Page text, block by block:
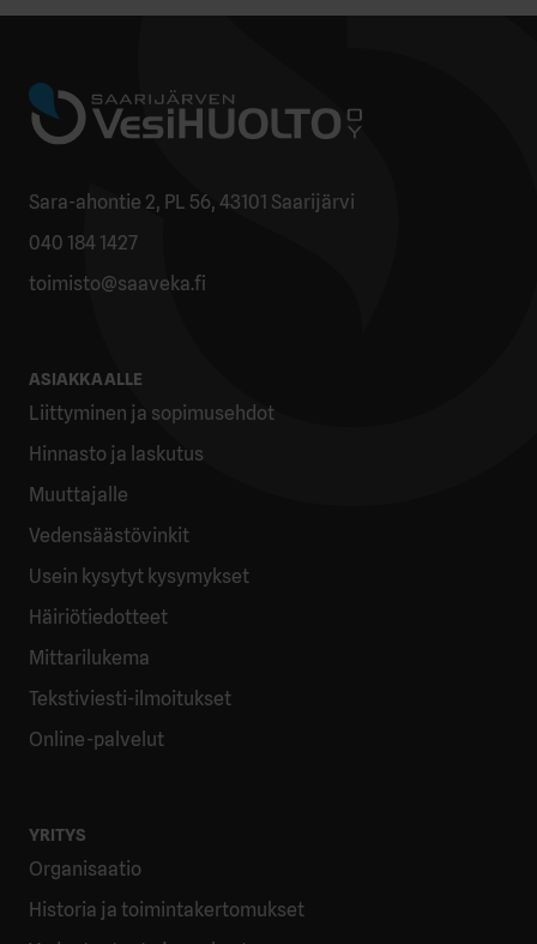
Sara-ahontie 2, PL 56, 43101 Saarijärvi
040 184 1427
toimisto@saaveka.fi
ASIAKKAALLE
Liittyminen ja sopimusehdot
Hinnasto ja laskutus
Muuttajalle
Vedensäästövinkit
Usein kysytyt kysymykset
Häiriötiedotteet
Mittarilukema
Tekstiviesti-ilmoitukset
Online-palvelut
YRITYS
Organisaatio
Historia ja toimintakertomukset